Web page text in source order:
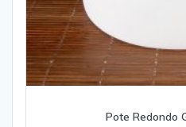
Pote Redondo